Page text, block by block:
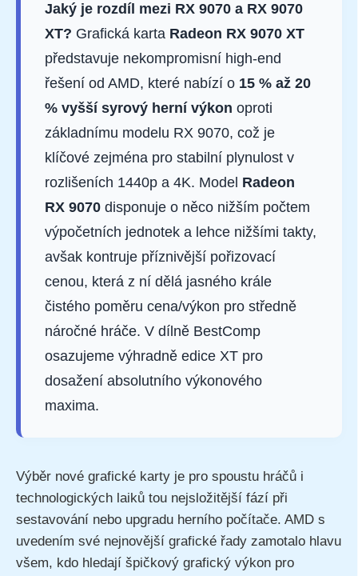
Jaký je rozdíl mezi RX 9070 a RX 9070
XT? Grafická karta Radeon RX 9070 XT
představuje nekompromisní high-end
řešení od AMD, které nabízí o 15 % až 20
% vyšší syrový herní výkon oproti
základnímu modelu RX 9070, což je
klíčové zejména pro stabilní plynulost v
rozlišeních 1440p a 4K. Model Radeon
RX 9070 disponuje o něco nižším počtem
výpočetních jednotek a lehce nižšími takty,
avšak kontruje příznivější pořizovací
cenou, která z ní dělá jasného krále
čistého poměru cena/výkon pro středně
náročné hráče. V dílně BestComp
osazujeme výhradně edice XT pro
dosažení absolutního výkonového
maxima.
Výběr nové grafické karty je pro spoustu hráčů i
technologických laiků tou nejsložitější fází při
sestavování nebo upgradu herního počítače. AMD s
uvedením své nejnovější grafické řady zamotalo hlavu
všem, kdo hledají špičkový grafický výkon pro